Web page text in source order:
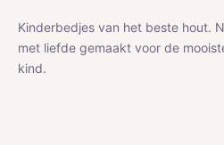
Kinderbedjes van het beste hout.
met liefde gemaakt voor de
kind.